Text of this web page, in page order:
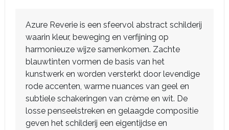
Azure Reverie is een sfeervol abstract schilderij
waarin kleur, beweging en verfijning op
harmonieuze wijze samenkomen. Zachte
blauwtinten vormen de basis van het
kunstwerk en worden versterkt door levendige
rode accenten, warme nuances van geel en
subtiele schakeringen van crème en wit. De
losse penseelstreken en gelaagde compositie
geven het schilderij een eigentijdse en